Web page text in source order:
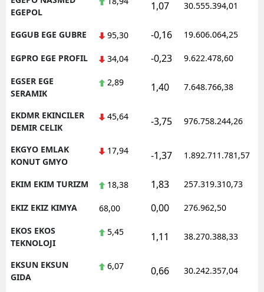
EGEPOL
1,07 30.555.394,01
EGGUB EGE GUBRE 95,30 -0,16 19.606.064,25
EGPRO EGE PROFIL 34,04 -0,23 9.622.478,60
EGSER EGE
SERAMIK
2,89 1,40 7.648.766,38
EKDMR EKINCILER
DEMIR CELIK
45,64 -3,75 976.758.244,26
EKGYO EMLAK
KONUT GMYO
17,94 -1,37 1.892.711.781,57
EKIM EKIM TURIZM 18,38 1,83 257.319.310,73
EKIZ EKIZ KIMYA 68,00 0,00 276.962,50
EKOS EKOS
TEKNOLOJI
5,45 1,11 38.270.388,33
EKSUN EKSUN
GIDA
6,07 0,66 30.242.357,04